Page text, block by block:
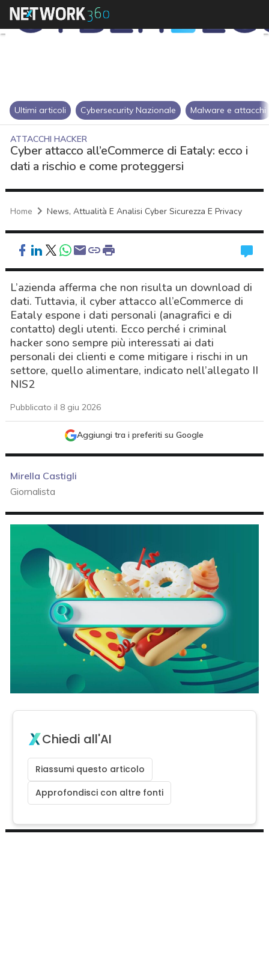
Ultimi articoli Cybersecurity Nazionale Malware e attacchi
ATTACCHI HACKER
Cyber attacco all’eCommerce di Eataly: ecco i
dati a rischio e come proteggersi
Home News, Attualità E Analisi Cyber Sicurezza E Privacy
L’azienda afferma che non risulta un download di
dati. Tuttavia, il cyber attacco all’eCommerce di
Eataly espone i dati personali (anagrafici e di
contatto) degli utenti. Ecco perché i criminal
hacker sono sempre più interessati ai dati
personali dei clienti e come mitigare i rischi in un
settore, quello alimentare, indicato nell’allegato II
NIS2
Pubblicato il 8 giu 2026
Aggiungi tra i preferiti su Google
Mirella Castigli
Giornalista
Chiedi all'AI
Riassumi questo articolo
Approfondisci con altre fonti